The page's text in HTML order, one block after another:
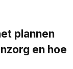
plannen
en hoe